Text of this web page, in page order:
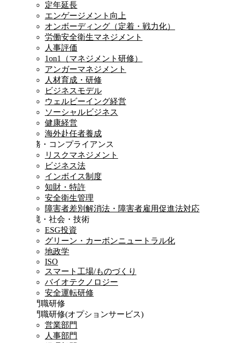
定年延長
エンゲージメント向上
オンボーディング（定着・戦力化）
労働安全衛生マネジメント
人事評価
1on1（マネジメント研修）
アンガーマネジメント
人材育成・研修
ビジネスモデル
ウェルビーイング経営
ソーシャルビジネス
健康経営
海外赴任者養成
法務・コンプライアンス
リスクマネジメント
ビジネス法
インボイス制度
知財・特許
安全衛生管理
障害者差別解消法・障害者雇用促進法対応
環境・社会・技術
ESG投資
グリーン・カーボンニュートラル化
地政学
ISO
スマート工場/ものづくり
バイオテクノロジー
安全運転研修
専門職研修
専門職研修(オプションサービス)
営業部門
人事部門